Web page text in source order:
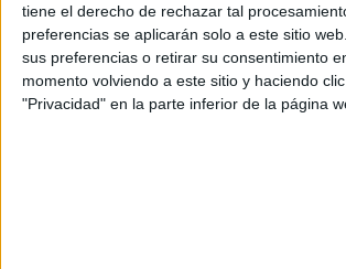
tiene el derecho de rechazar tal
preferencias se aplicarán solo a este sitio
sus preferencias o retirar su consentimiento
momento volviendo a este sitio y haciendo
"Privacidad" en la parte inferior de la página
días para aumentar la duración de la laca.
¡Manos listas!
at Redacción Marie Claire